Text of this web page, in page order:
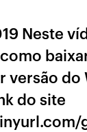
Neste
versão do
do site